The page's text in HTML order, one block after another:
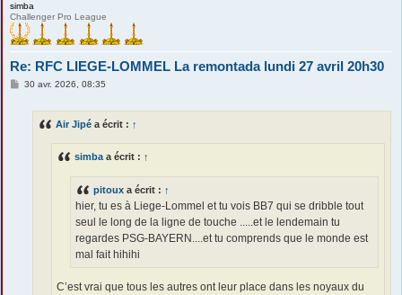
simba
Challenger Pro League
Re: RFC LIEGE-LOMMEL La remontada lundi 27 avril 20h30
M30 avr. 2026, 08:35
Air Jipé a écrit : ↑
simba a écrit : ↑
pitoux a écrit : ↑
hier, tu es à Liege-Lommel et tu vois BB7 qui se dribble tout
seul le long de la ligne de touche .....et le lendemain tu
regardes PSG-BAYERN....et tu comprends que le monde est
mal fait hihihi
C’est vrai que tous les autres ont leur place dans les noyaux du